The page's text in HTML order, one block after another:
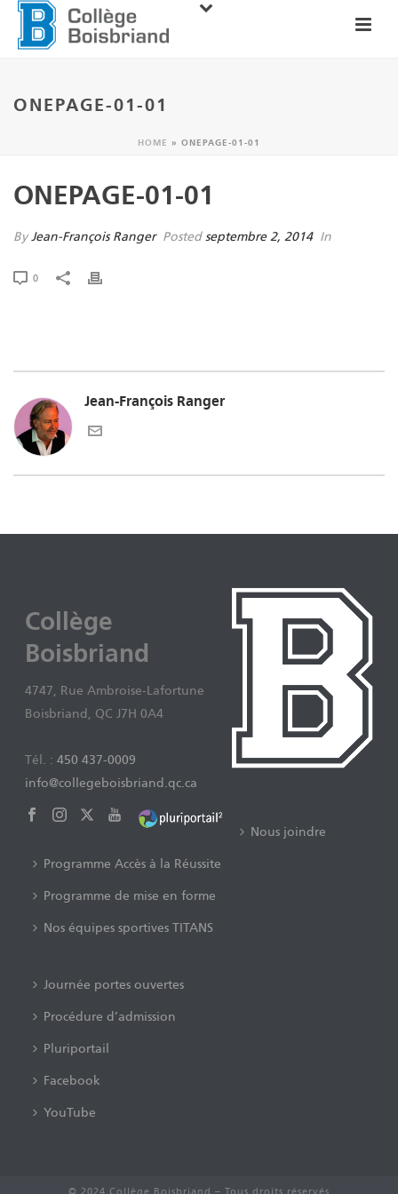
ONEPAGE-01-01
HOME » ONEPAGE-01-01
ONEPAGE-01-01
By Jean-François Ranger Posted septembre 2, 2014 In
0
Jean-François Ranger
Collège
Boisbriand
4747, Rue Ambroise-Lafortune
Boisbriand, QC J7H 0A4
Tél. :450 437-0009
info@collegeboisbriand.qc.ca
Nous joindre
Programme Accès à la Réussite
Programme de mise en forme
Nos équipes sportives TITANS
Journée portes ouvertes
Procédure d’admission
Pluriportail
Facebook
YouTube